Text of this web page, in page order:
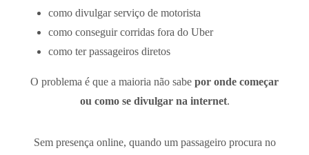
como divulgar serviço de motorista
como conseguir corridas fora do Uber
como ter passageiros diretos
O problema é que a maioria não sabe por onde começar
ou como se divulgar na internet.
Sem presença online, quando um passageiro procura no